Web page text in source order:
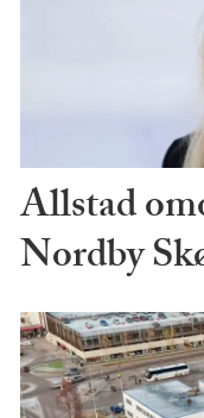
Allstad
Nordby